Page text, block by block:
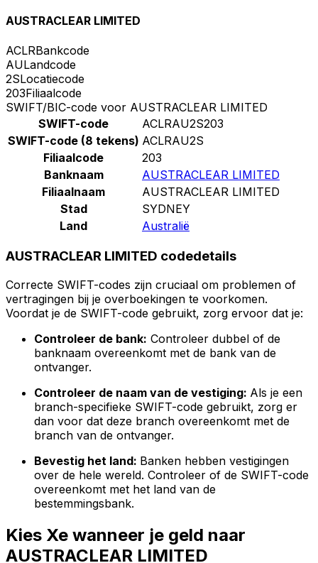
AUSTRACLEAR LIMITED
ACLRBankcode
AULandcode
2SLocatiecode
203Filiaalcode
SWIFT/BIC-code voor AUSTRACLEAR LIMITED
SWIFT-code
ACLRAU2S203
SWIFT-code (8 tekens) ACLRAU2S
Filiaalcode
203
Banknaam
AUSTRACLEAR LIMITED
Filiaalnaam
AUSTRACLEAR LIMITED
Stad
SYDNEY
Land
Australië
AUSTRACLEAR LIMITED codedetails
Correcte SWIFT-codes zijn cruciaal om problemen of
vertragingen bij je overboekingen te voorkomen.
Voordat je de SWIFT-code gebruikt, zorg ervoor dat je:
Controleer de bank: Controleer dubbel of de
banknaam overeenkomt met de bank van de
ontvanger.
Controleer de naam van de vestiging: Als je een
branch-specifieke SWIFT-code gebruikt, zorg er
dan voor dat deze branch overeenkomt met de
branch van de ontvanger.
Bevestig het land: Banken hebben vestigingen
over de hele wereld. Controleer of de SWIFT-code
overeenkomt met het land van de
bestemmingsbank.
Kies Xe wanneer je geld naar
AUSTRACLEAR LIMITED